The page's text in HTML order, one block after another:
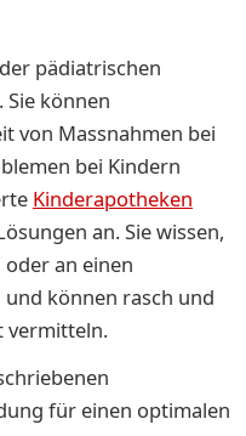
pädiatrischen
können
von Massnahmen bei
bei Kindern
Kinderapotheken
an. Sie wissen,
an einen
können rasch und
vermitteln.
für einen optimalen